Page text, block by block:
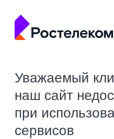
Уважаемый
наш сайт
при
сервисов